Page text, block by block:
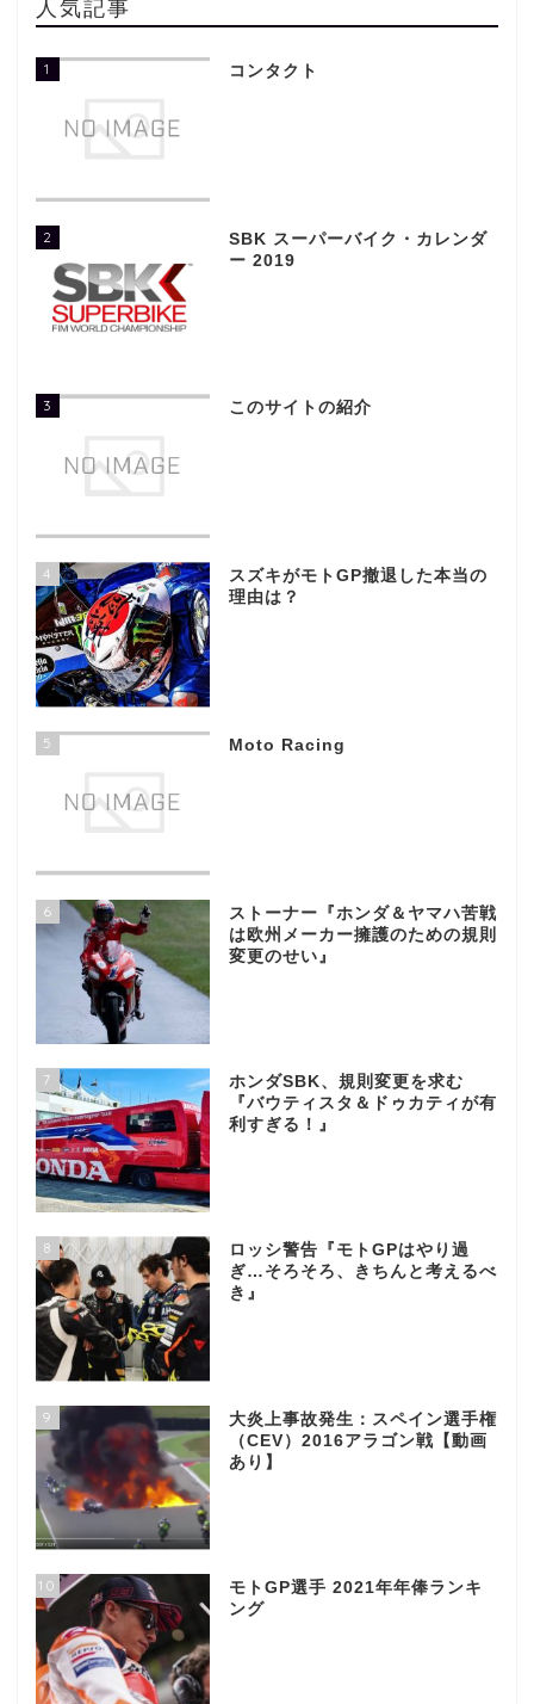
人気記事
1 コンタクト
2
SBK スーパーバイク・カレンダ
ー 2019
3 このサイトの紹介
4
スズキがモトGP撤退した本当の
理由は？
5 Moto Racing
6
ストーナー『ホンダ＆ヤマハ苦戦
は欧州メーカー擁護のための規則
変更のせい』
7
ホンダSBK、規則変更を求む
『バウティスタ＆ドゥカティが有
利すぎる！』
8
ロッシ警告『モトGPはやり過
ぎ…そろそろ、きちんと考えるべ
き』
9
大炎上事故発生：スペイン選手権
（CEV）2016アラゴン戦【動画
あり】
10
モトGP選手 2021年年俸ランキ
ング